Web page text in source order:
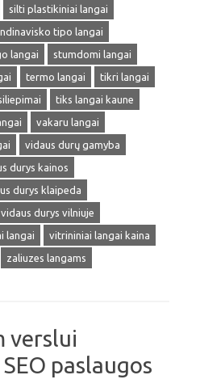
silti plastikiniai langai
tipo langai
langai
stumdomi langai
termo langai
tikri langai
tiks langai kaune
vakaru langai
vidaus durų gamyba
durys kainos
durys klaipeda
vidaus durys vilniuje
langai
vitrininiai langai kaina
zaliuzes langams
verslui
paslaugos